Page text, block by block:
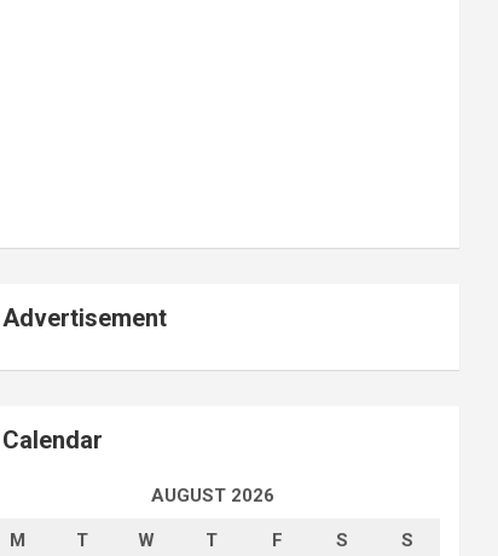
Advertisement
Calendar
AUGUST 2026
M T W T F S S